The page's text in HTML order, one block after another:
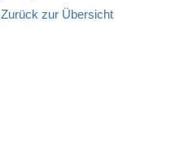
Zurück zur Übersicht